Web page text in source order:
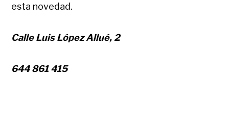
esta novedad.
Calle Luis López Allué, 2
644 861 415